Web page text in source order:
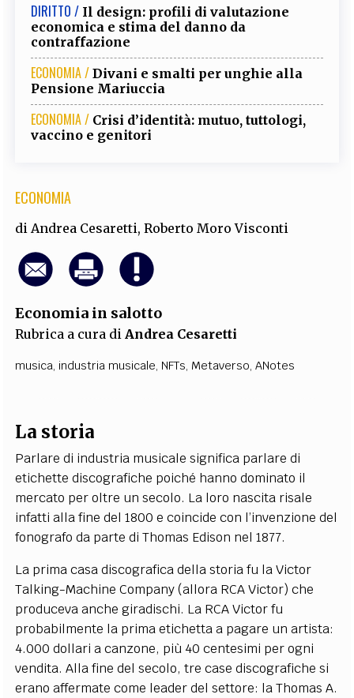
DIRITTO / Il design: profili di valutazione
economica e stima del danno da
contraffazione
ECONOMIA / Divani e smalti per unghie alla
Pensione Mariuccia
ECONOMIA / Crisi d’identità: mutuo, tuttologi,
vaccino e genitori
ECONOMIA
di Andrea Cesaretti,Roberto Moro Visconti
Economia in salotto
Rubrica a cura di Andrea Cesaretti
musica, industria musicale, NFTs, Metaverso,ANotes
La storia
Parlare di industria musicale significa parlare di
etichette discografiche poiché hanno dominato il
mercato per oltre un secolo. La loro nascita risale
infatti alla fine del 1800 e coincide con l’invenzione del
fonografo da parte di Thomas Edison nel 1877.
La prima casa discografica della storia fu la Victor
Talking-Machine Company (allora RCA Victor) che
produceva anche giradischi. La RCA Victor fu
probabilmente la prima etichetta a pagare un artista:
4.000 dollari a canzone, più 40 centesimi per ogni
vendita. Alla fine del secolo, tre case discografiche si
erano affermate come leader del settore: la Thomas A.